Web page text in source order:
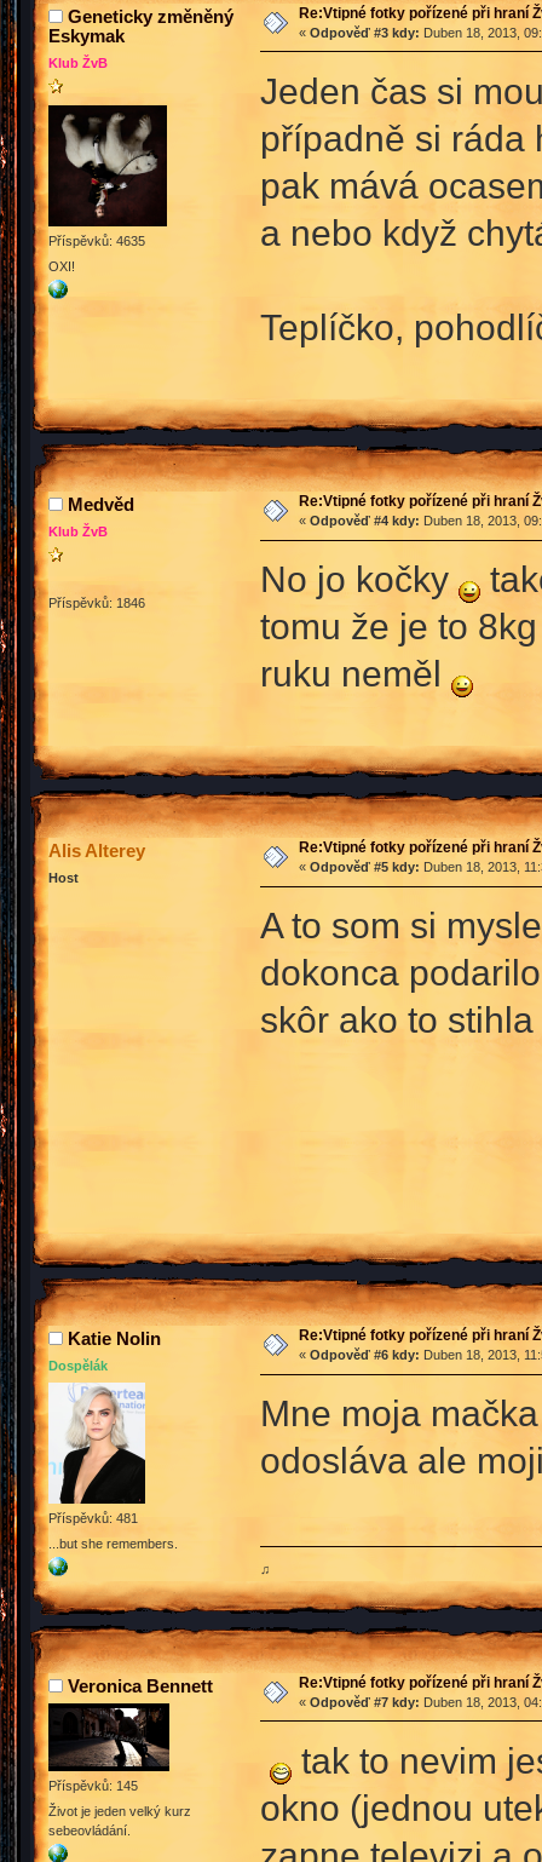
Geneticky změněný
Eskymak
Klub ŽvB
Příspěvků: 4635
OXI!
Re:Vtipné fotky pořízené při hraní
« Odpověď #3 kdy: Duben 18, 2013,
Jeden čas si
případně si ráda
pak mává
a nebo když
Teplíčko,
Medvěd
Klub ŽvB
Příspěvků: 1846
Re:Vtipné fotky pořízené při hraní
« Odpověď #4 kdy: Duben 18, 2013,
No jo kočky
tomu že je to
ruku neměl
Alis Alterey
Host
Re:Vtipné fotky pořízené při hraní
« Odpověď #5 kdy: Duben 18, 2013,
A to som si
dokonca
skôr ako to
Katie Nolin
Dospělák
Příspěvků: 481
...but she remembers.
Re:Vtipné fotky pořízené při hraní
« Odpověď #6 kdy: Duben 18, 2013,
Mne moja
odosláva ale
♫
Veronica Bennett
Příspěvků: 145
Život je jeden velký kurz
sebeovládání.
Re:Vtipné fotky pořízené při hraní
« Odpověď #7 kdy: Duben 18, 2013,
tak to nevim
okno (jednou